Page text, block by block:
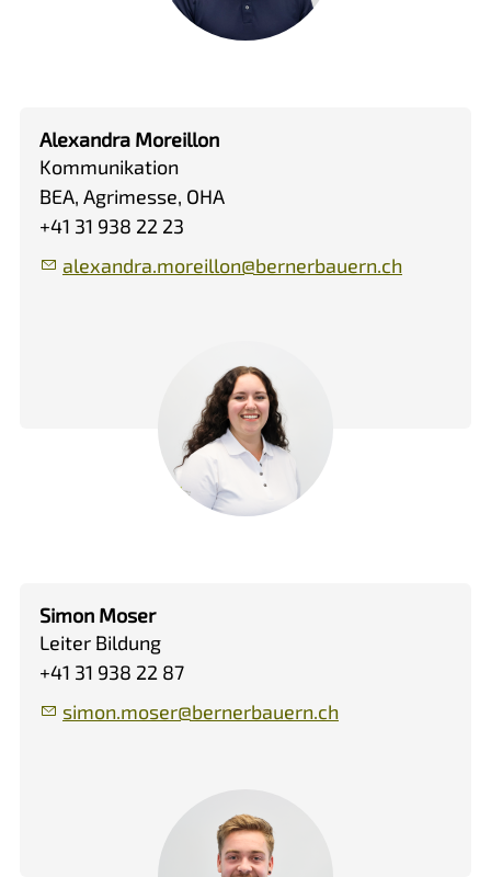
Alexandra Moreillon
Kommunikation
BEA, Agrimesse, OHA
+41 31 938 22 23
l x ndr m r ll n b rn rb rn ch
Simon Moser
Leiter Bildung
+41 31 938 22 87
s m n m s r b rn rb rn ch